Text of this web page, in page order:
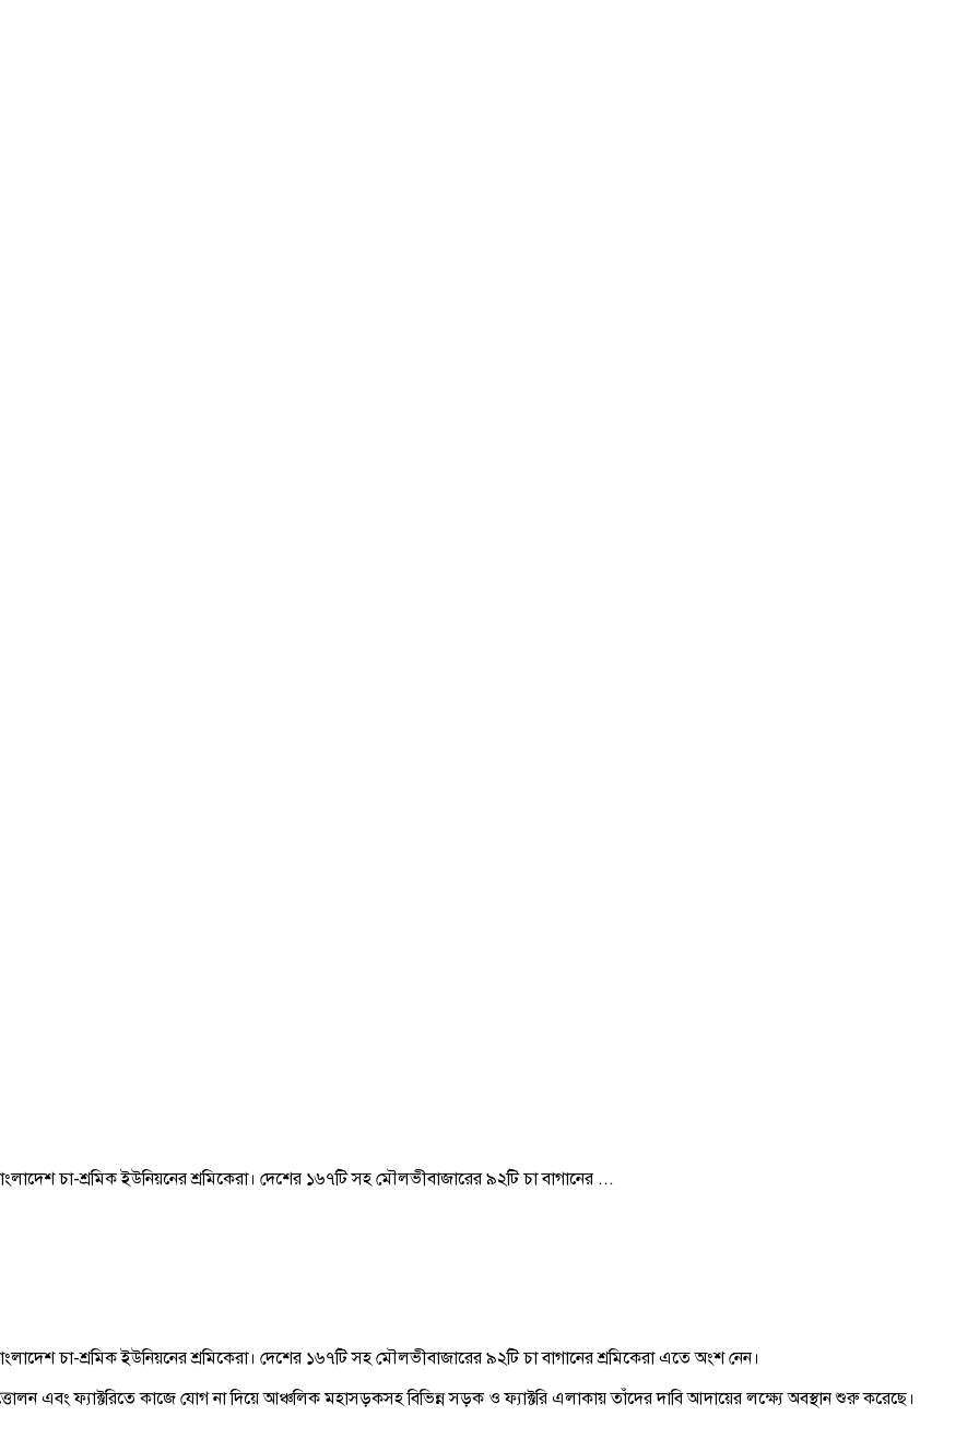
চা-শ্রমিক ইউনিয়নের শ্রমিকেরা। দেশের ১৬৭টি সহ মৌলভীবাজারের ৯২টি চা বাগানের ...
চা-শ্রমিক ইউনিয়নের শ্রমিকেরা। দেশের ১৬৭টি সহ মৌলভীবাজারের ৯২টি চা বাগানের শ্রমিকেরা এতে অংশ নেন।
এবং ফ্যাক্টরিতে কাজে যোগ না দিয়ে আঞ্চলিক মহাসড়কসহ বিভিন্ন সড়ক ও ফ্যাক্টরি এলাকায় তাঁদের দাবি আদায়ের লক্ষ্যে অবস্থান শুরু করেছে।